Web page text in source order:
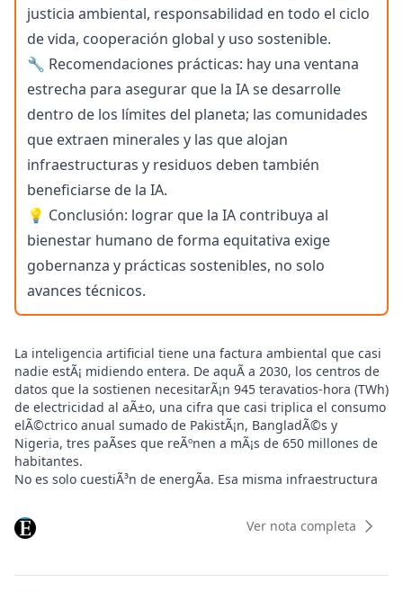
justicia ambiental, responsabilidad en todo el ciclo
de vida, cooperación global y uso sostenible.
🔧 Recomendaciones prácticas: hay una ventana
estrecha para asegurar que la IA se desarrolle
dentro de los límites del planeta; las comunidades
que extraen minerales y las que alojan
infraestructuras y residuos deben también
beneficiarse de la IA.
💡 Conclusión: lograr que la IA contribuya al
bienestar humano de forma equitativa exige
gobernanza y prácticas sostenibles, no solo
avances técnicos.
La inteligencia artificial tiene una factura ambiental que casi
nadie estÃ¡ midiendo entera. De aquÃ­ a 2030, los centros de
datos que la sostienen necesitarÃ¡n 945 teravatios-hora (TWh)
de electricidad al aÃ±o, una cifra que casi triplica el consumo
elÃ©ctrico anual sumado de PakistÃ¡n, BangladÃ©s y
Nigeria, tres paÃ­ses que reÃºnen a mÃ¡s de 650 millones de
habitantes.
No es solo cuestiÃ³n de energÃ­a. Esa misma infraestructura
necesidades bÃ¡sicas de los 1.300 millones de personas que
viven en el Ãfrica subsahariana, y ocuparÃ¡ mÃ¡s de 14.500
Las cifras proceden del informe "Coste ambiental del uso
Ver nota completa